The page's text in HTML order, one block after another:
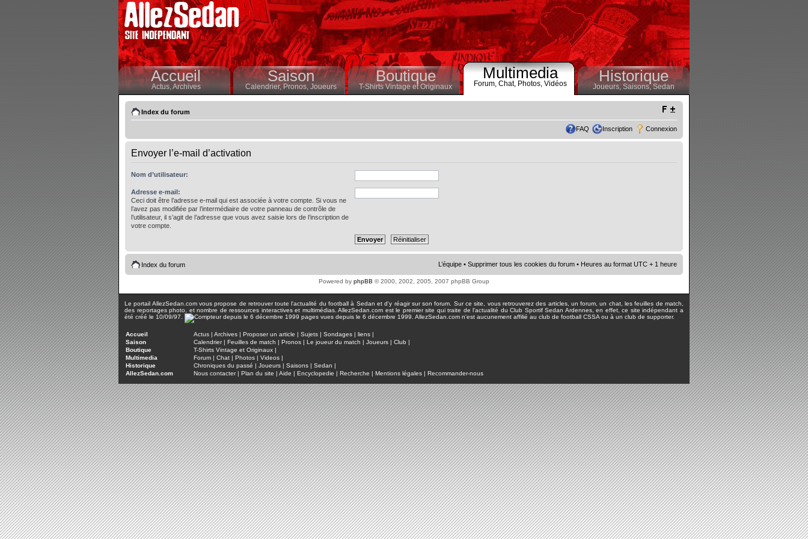
Accueil
Actus,Archives
Saison
Calendrier,Pronos, Joueurs
Boutique
T-Shirts Vintage et Originaux
Multimedia
Forum, Chat, Photos, Vidéos Historique
Joueurs, Saisons,Sedan
Index du forum
FAQ Inscription Connexion
Envoyer l’e-mail d’activation
Nom d’utilisateur:
Adresse e-mail:
Ceci doit être l’adresse e-mail qui est associée à votre compte. Si vous ne
l’avez pas modifiée par l’intermédiaire de votre panneau de contrôle de
l’utilisateur, il s’agit de l’adresse que vous avez saisie lors de l’inscription de
votre compte.
Index du forum L’équipe • Supprimer tous les cookies du forum • Heures au format UTC + 1 heure
Powered by phpBB © 2000, 2002, 2005, 2007 phpBB Group
Le portail AllezSedan.com vous propose de retrouver toute l'actualité du football à Sedan et d'y réagir sur son forum. Sur ce site, vous retrouverez des articles, un forum, un chat, les feuilles de match,
des reportages photo, et nombre de ressources interactives et multimédias. AllezSedan.com est le premier site qui traite de l'actualité du Club Sportif Sedan Ardennes, en effet, ce site indépendant a
été créé le 10/09/97.
pages vues depuis le 6 décembre 1999. AllezSedan.com n'est aucunement affilié au club de football CSSA ou à un club de supporter.
Accueil Actus | Archives | Proposer un article | Sujets | Sondages | liens |
Saison
Calendrier| Feuilles de match | Pronos | Le joueur du match | Joueurs | Club |
Boutique
T-Shirts Vintage et Originaux |
Multimedia
Forum | Chat | Photos | Videos |
Historique
Chroniques du passé | Joueurs | Saisons | Sedan |
AllezSedan.com
Nous contacter| Plan du site | Aide | Encyclopedie | Recherche | Mentions légales | Recommander-nous